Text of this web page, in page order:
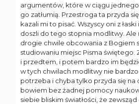
argumentów, które w ciągu
go zatłumią. Przestroga ta przyda
kazali mi to pisać. Wszyscy oni z
doszli do tego stopnia modlitwy. Ale
drogie chwile obcowania z Bogiem
studiowaniu miejsc Pisma świętego.
i przedtem, i potem bardzo im
w tych chwilach modlitwy nie bardzo
potrzeba i chyba tylko przyda się na
bowiem bez żadnej pomocy
siebie bliskim światłości, że zewsząd